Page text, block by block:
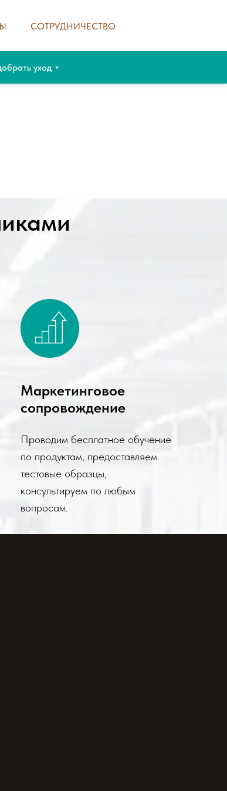
СОТРУДНИЧЕСТВО
уход
Маркетинговое
сопровождение
Проводим бесплатное обучение
по продуктам, предоставляем
тестовые образцы,
консультируем по любым
вопросам.